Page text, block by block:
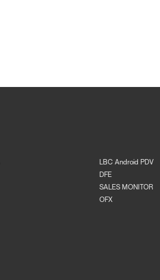
LBC Android PDV
DFE
SALES MONITOR
OFX